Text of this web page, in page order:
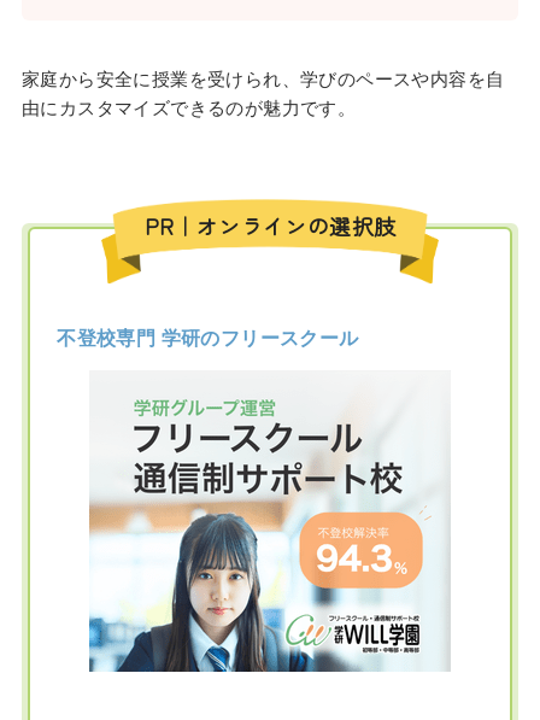
家庭から安全に授業を受けられ、学びのペースや内容を自
由にカスタマイズできるのが魅力です。
PR｜オンラインの選択肢
不登校専門 学研のフリースクール